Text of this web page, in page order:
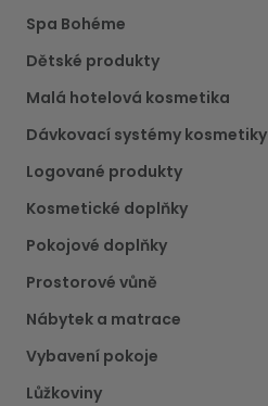
Spa Bohéme
Dětské produkty
Malá hotelová kosmetika
Dávkovací systémy kosmetiky
Logované produkty
Kosmetické doplňky
Pokojové doplňky
Prostorové vůně
Nábytek a matrace
Vybavení pokoje
Lůžkoviny